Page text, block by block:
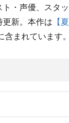
・声優、スタッ
新。本作は 【夏
含まれています。